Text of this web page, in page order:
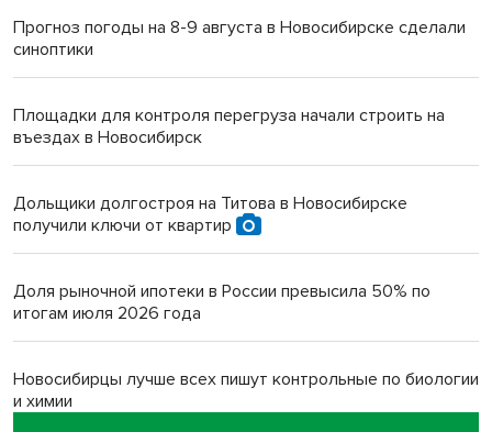
Прогноз погоды на 8-9 августа в Новосибирске сделали
синоптики
Площадки для контроля перегруза начали строить на
въездах в Новосибирск
Дольщики долгостроя на Титова в Новосибирске
получили ключи от квартир
Доля рыночной ипотеки в России превысила 50% по
итогам июля 2026 года
Новосибирцы лучше всех пишут контрольные по биологии
и химии